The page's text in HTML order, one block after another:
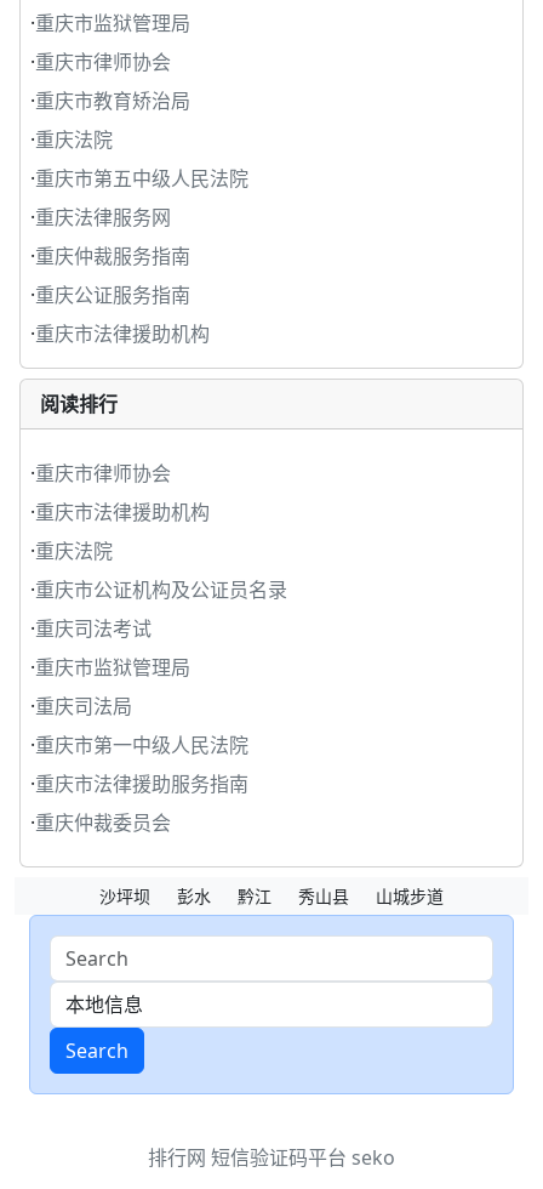
·重庆市监狱管理局
·重庆市律师协会
·重庆市教育矫治局
·重庆法院
·重庆市第五中级人民法院
·重庆法律服务网
·重庆仲裁服务指南
·重庆公证服务指南
·重庆市法律援助机构
阅读排行
·重庆市律师协会
·重庆市法律援助机构
·重庆法院
·重庆市公证机构及公证员名录
·重庆司法考试
·重庆市监狱管理局
·重庆司法局
·重庆市第一中级人民法院
·重庆市法律援助服务指南
·重庆仲裁委员会
沙坪坝 彭水 黔江 秀山县 山城步道
Search
排行网 短信验证码平台 seko